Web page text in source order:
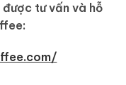
tư vấn và hỗ